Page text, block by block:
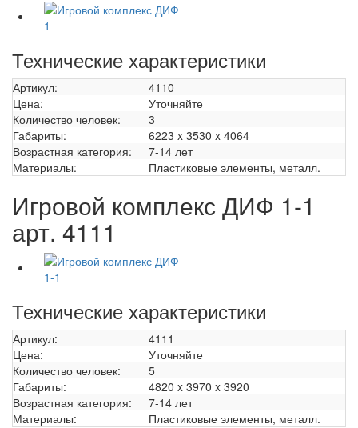
Технические характеристики
Артикул:
4110
Цена:
Уточняйте
Количество человек:
3
Габариты:
6223 x 3530 x 4064
Возрастная категория:
7-14 лет
Материалы:
Пластиковые элементы, металл.
Игровой комплекс ДИФ 1-1
арт. 4111
Технические характеристики
Артикул:
4111
Цена:
Уточняйте
Количество человек:
5
Габариты:
4820 x 3970 x 3920
Возрастная категория:
7-14 лет
Материалы:
Пластиковые элементы, металл.